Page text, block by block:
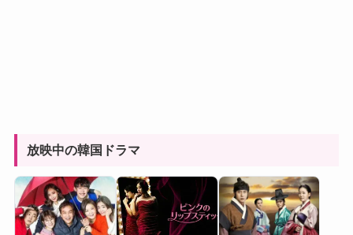
放映中の韓国ドラマ